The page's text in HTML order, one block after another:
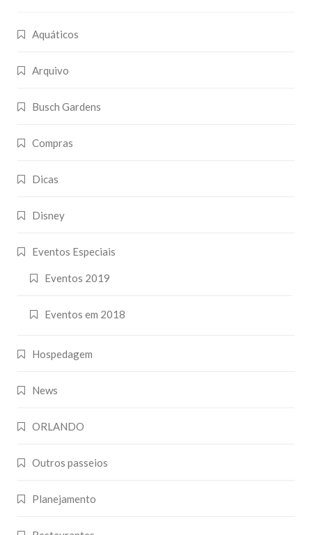
Aquáticos
Arquivo
Busch Gardens
Compras
Dicas
Disney
Eventos Especiais
Eventos 2019
Eventos em 2018
Hospedagem
News
ORLANDO
Outros passeios
Planejamento